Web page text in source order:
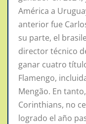
América a
anterior fue
su parte, el
director técnico
ganar cuatro
Flamengo,
Mengão. En
Corinthians, no
logrado el año